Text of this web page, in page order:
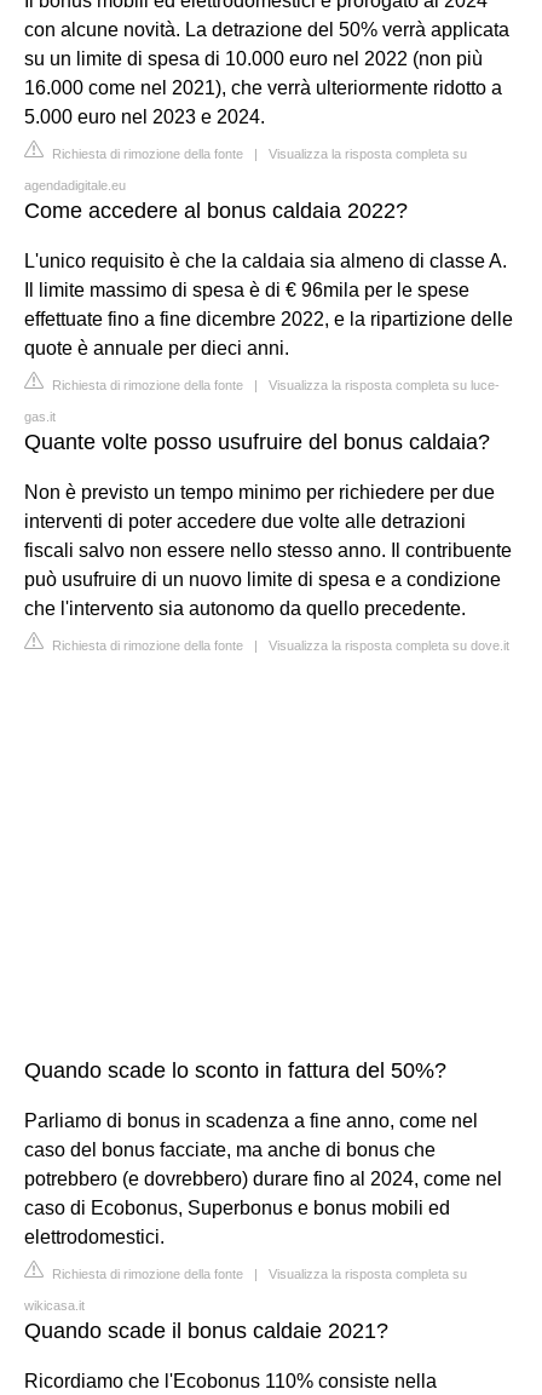
con alcune novità. La detrazione del 50% verrà applicata
su un limite di spesa di 10.000 euro nel 2022 (non più
16.000 come nel 2021), che verrà ulteriormente ridotto a
5.000 euro nel 2023 e 2024.
Richiesta di rimozione della fonte | Visualizza la risposta completa su
agendadigitale.eu
Come accedere al bonus caldaia 2022?
L'unico requisito è che la caldaia sia almeno di classe A.
Il limite massimo di spesa è di € 96mila per le spese
effettuate fino a fine dicembre 2022, e la ripartizione delle
quote è annuale per dieci anni.
Richiesta di rimozione della fonte | Visualizza la risposta completa su luce-
gas.it
Quante volte posso usufruire del bonus caldaia?
Non è previsto un tempo minimo per richiedere per due
interventi di poter accedere due volte alle detrazioni
fiscali salvo non essere nello stesso anno. Il contribuente
può usufruire di un nuovo limite di spesa e a condizione
che l'intervento sia autonomo da quello precedente.
Richiesta di rimozione della fonte | Visualizza la risposta completa su dove.it
Quando scade lo sconto in fattura del 50%?
Parliamo di bonus in scadenza a fine anno, come nel
caso del bonus facciate, ma anche di bonus che
potrebbero (e dovrebbero) durare fino al 2024, come nel
caso di Ecobonus, Superbonus e bonus mobili ed
elettrodomestici.
Richiesta di rimozione della fonte | Visualizza la risposta completa su
wikicasa.it
Quando scade il bonus caldaie 2021?
Ricordiamo che l'Ecobonus 110% consiste nella